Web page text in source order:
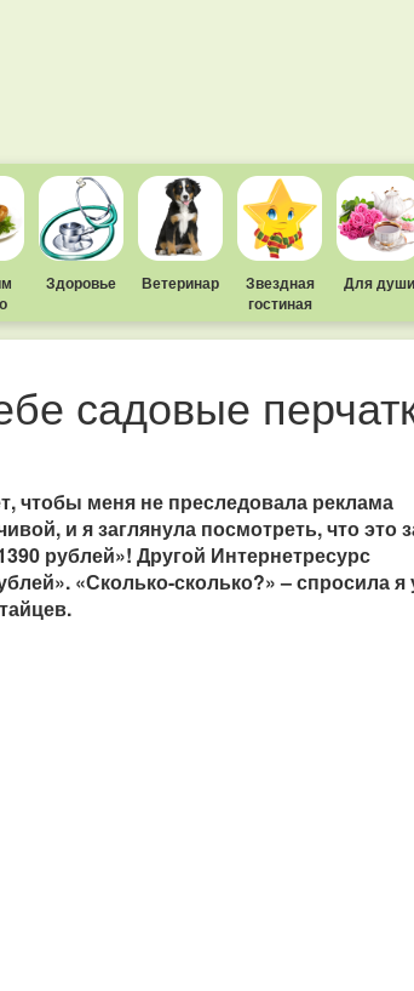
Здоровье Ветеринар
Звездная
гостиная
Для души
садовые
чтобы меня не преследовала реклама
и я заглянула посмотреть, что это
рублей»! Другой Интернетресурс
«Сколько-сколько?» – спросила я